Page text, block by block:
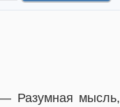
Разумная мысль,